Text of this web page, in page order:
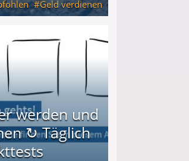
Geld verdienen
werden und
↻ Täglich